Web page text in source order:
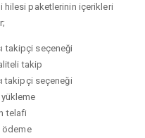
hilesi paketlerinin içerikleri
takipçi seçeneği
takip
takipçi seçeneği
telafi
ödeme